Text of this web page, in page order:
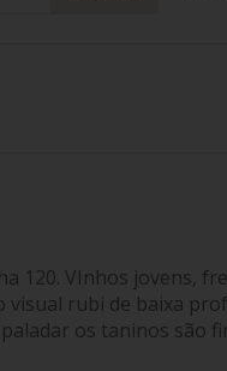
120. VInhos jovens,
rubi de baixa
os taninos são